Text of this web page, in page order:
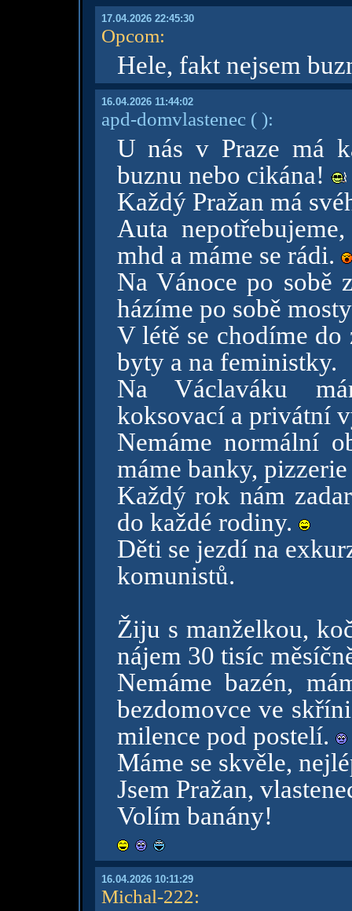
17.04.2026 22:45:30
Opcom:
Hele, fakt nejsem
16.04.2026 11:44:02
apd-domvlastenec( ):
U nás v Praze má
buznu nebo cikána!
Každý Pražan má
Auta
mhd a máme se rádi.
Na Vánoce po sobě
házíme po sobě
V létě se chodíme
byty a na feministky.
Na Václaváku
koksovací a privátní
Nemáme normální
máme banky,
Každý rok nám
do každé rodiny.
Děti se jezdí na
komunistů.
Žiju s manželkou,
nájem 30 tisíc
Nemáme bazén,
bezdomovce ve
milence pod postelí.
Máme se skvěle,
Jsem Pražan,
Volím banány!
16.04.2026 10:11:29
Michal-222: